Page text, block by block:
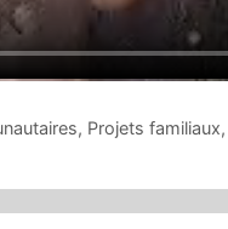
, Projets familiaux,